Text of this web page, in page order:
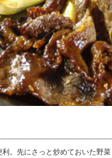
。先にさっと炒めておいた野